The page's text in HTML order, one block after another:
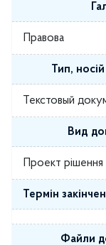
Правова
Тип,
Текстовый
Вид
Проект рішення
Термін
Файли